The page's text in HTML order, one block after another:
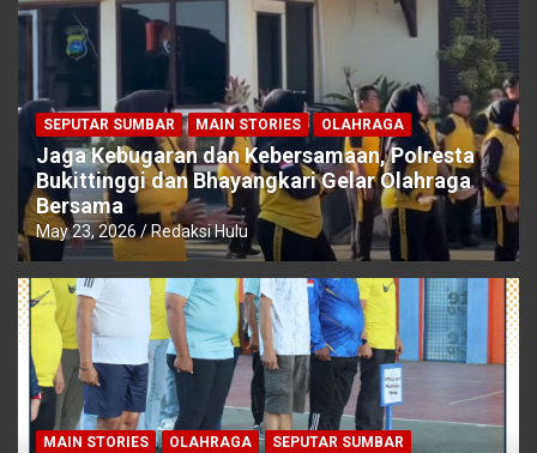
SEPUTAR SUMBAR MAIN STORIES OLAHRAGA
Jaga Kebugaran dan Kebersamaan, Polresta
Bukittinggi dan Bhayangkari Gelar Olahraga
Bersama
May 23, 2026 Redaksi Hulu
MAIN STORIES OLAHRAGA SEPUTAR SUMBAR